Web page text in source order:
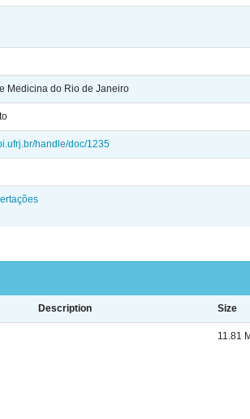
Medicina do Rio de Janeiro
handle/doc/1235
Description Size
11.81